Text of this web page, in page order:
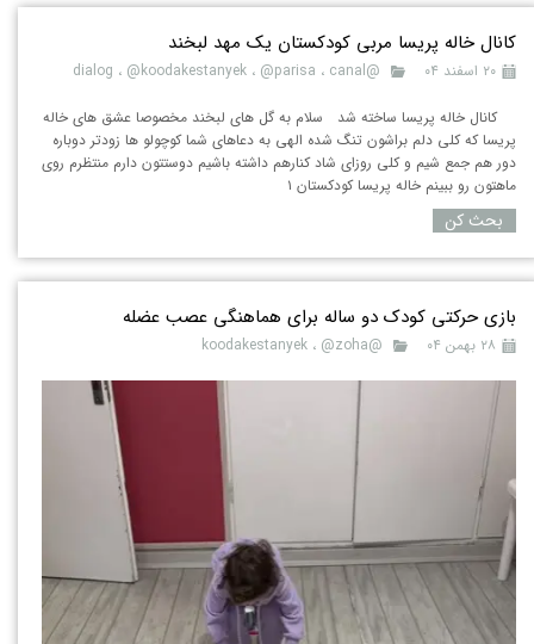
کانال خاله پریسا مربی کودکستان یک مهد لبخند
۲۰ اسفند ۰۴ @dialog ، @koodakestanyek ، @parisa ، canal
کانال خاله پریسا ساخته شد سلام به گل های لبخند مخصوصا عشق های خاله
پریسا که کلی دلم براشون تنگ شده الهی به دعاهای شما کوچولو ها زودتر دوباره
دور هم جمع شیم و کلی روزای شاد کنارهم داشته باشیم دوستتون دارم منتظرم روی
ماهتون رو ببینم خاله پریسا کودکستان ۱
بحث کن
بازی حرکتی کودک دو ساله برای هماهنگی عصب عضله
۲۸ بهمن ۰۴ @koodakestanyek ، @zoha